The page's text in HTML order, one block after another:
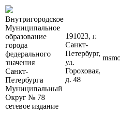
Внутригородское
Муниципальное
образование
города
федерального
значения
Санкт-
Петербурга
Муниципальный
Округ № 78
сетевое издание
191023, г.
Санкт-
Петербург,
ул.
Гороховая,
д. 48